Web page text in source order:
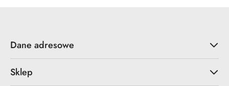
Dane adresowe
Sklep